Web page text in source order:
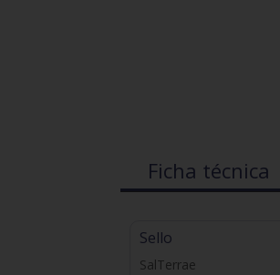
Ficha técnica
Sello
SalTerrae